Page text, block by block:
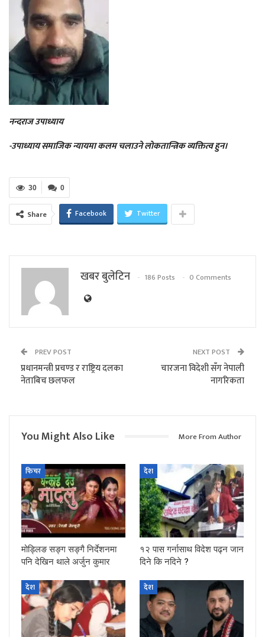
नन्दराज उपाध्याय
-उपाध्याय समाजिक न्यायमा कलम चलाउने लोकतान्त्रिक व्यक्तित्व हुन।
0
30
Share Facebook Twitter
खबर बुलेटिन 186 Posts 0 Comments
PREV POST
प्रधानमन्त्री प्रचण्ड र राष्ट्रिय दलका
नेताबिच छलफल
NEXT POST
चारजना विदेशी सँग नेपाली
नागरिकता
You Might Also Like More From Author
फिचर
मोड्लिङ सङ्ग सङ्गै निर्देशनमा
पनि देखिन थाले अर्जुन कुमार
देश
१२ पास गर्नासाथ विदेश पढ्न जान
दिने कि नदिने ?
देश देश